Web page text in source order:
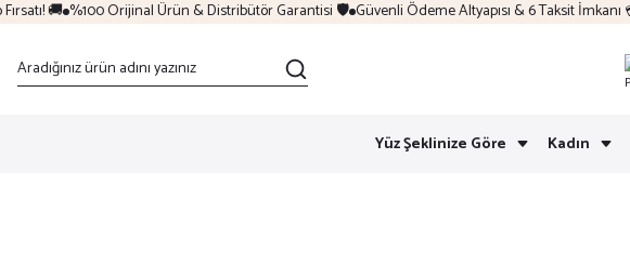
🚚 %100 Orijinal Ürün & Distribütör Garantisi 🛡️ Güvenli Ödeme Altyapısı & 6 Taksit İmkanı 💳
Yüz Şeklinize Göre Kadın